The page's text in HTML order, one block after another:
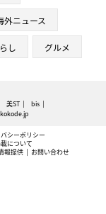
外ニュース
し グルメ
美ST
bis
kokode.jp
シーポリシー
について
報提供 お問い合わせ